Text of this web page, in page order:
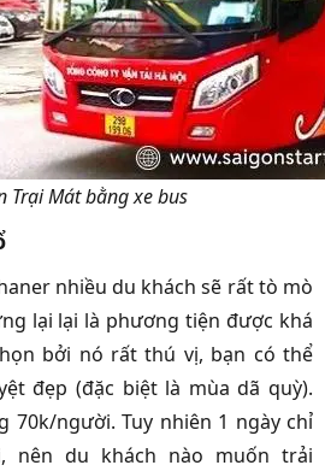
Trại Mát bằng xe bus
nhiều du khách sẽ rất tò mò
lại lại là phương tiện được khá
bởi nó rất thú vị, bạn có thể
đẹp (đặc biệt là mùa dã quỳ).
70k/người. Tuy nhiên 1 ngày chỉ
nên du khách nào muốn trải